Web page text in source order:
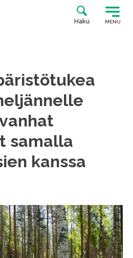
Haku MENU
samalla
kanssa